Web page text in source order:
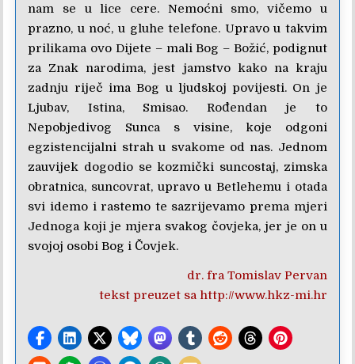
nam se u lice cere. Nemoćni smo, vičemo u
prazno, u noć, u gluhe telefone. Upravo u takvim
prilikama ovo Dijete – mali Bog – Božić, podignut
za Znak narodima, jest jamstvo kako na kraju
zadnju riječ ima Bog u ljudskoj povijesti. On je
Ljubav, Istina, Smisao. Rođendan je to
Nepobjedivog Sunca s visine, koje odgoni
egzistencijalni strah u svakome od nas. Jednom
zauvijek dogodio se kozmički suncostaj, zimska
obratnica, suncovrat, upravo u Betlehemu i otada
svi idemo i rastemo te sazrijevamo prema mjeri
Jednoga koji je mjera svakog čovjeka, jer je on u
svojoj osobi Bog i Čovjek.
dr. fra Tomislav Pervan
tekst preuzet sa http://www.hkz-mi.hr